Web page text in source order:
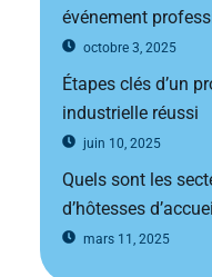
événement
octobre 3, 2025
Étapes clés d’un
industrielle réussi
juin 10, 2025
Quels sont les
d’hôtesses
mars 11, 2025